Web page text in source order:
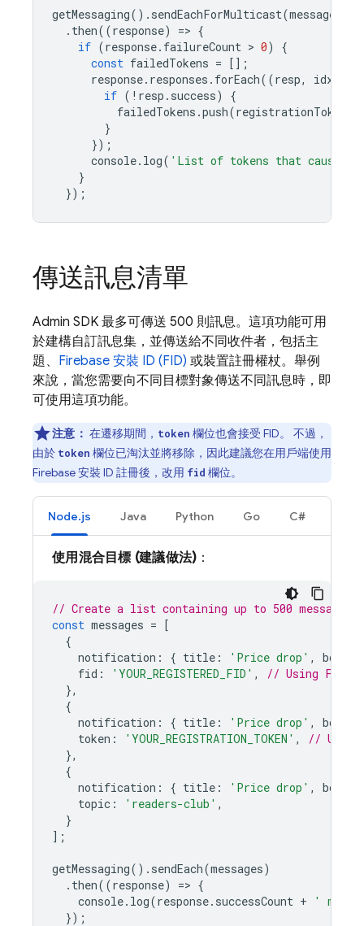
getMessaging(). sendEachForMulticast(message
. then((response) => {
if (response. failureCount > 0)
{
const failedTokens = [];
response. responses . forEach((resp, idx
if ( ! resp . success)
{
failedTokens .push(registrationTokens
}
});
console. log( 'List of tokens that caused
}
});
傳送訊息清單
Admin SDK 最多可傳送 500 則訊息。這項功能可用
於建構自訂訊息集，並傳送給不同收件者，包括主
題、 Firebase 安裝 ID (FID) 或裝置註冊權杖。舉例
來說，當您需要向不同目標對象傳送不同訊息時，即
可使用這項功能。
注意： 在遷移期間， token 欄位也會接受 FID。 不過，
由於 token 欄位已淘汰並將移除，因此建議您在用戶端使用
Firebase 安裝 ID 註冊後，改用 fid 欄位。
Node.js Java Python Go C#
使用混合目標 (建議做法) ：
// Create a list containing up to 500 messages.
const messages = [
{
notification : { title : 'Price drop' , body
fid : 'YOUR_REGISTERED_FID' ,
// Using FID
},
{
notification : { title : 'Price drop' , body
token : 'YOUR_REGISTRATION_TOKEN' ,
// Using
},
{
notification : { title : 'Price drop' , body
topic : 'readers-club' ,
}
];
getMessaging(). sendEach(messages)
. then((response) => {
console. log(response. successCount +
'
});